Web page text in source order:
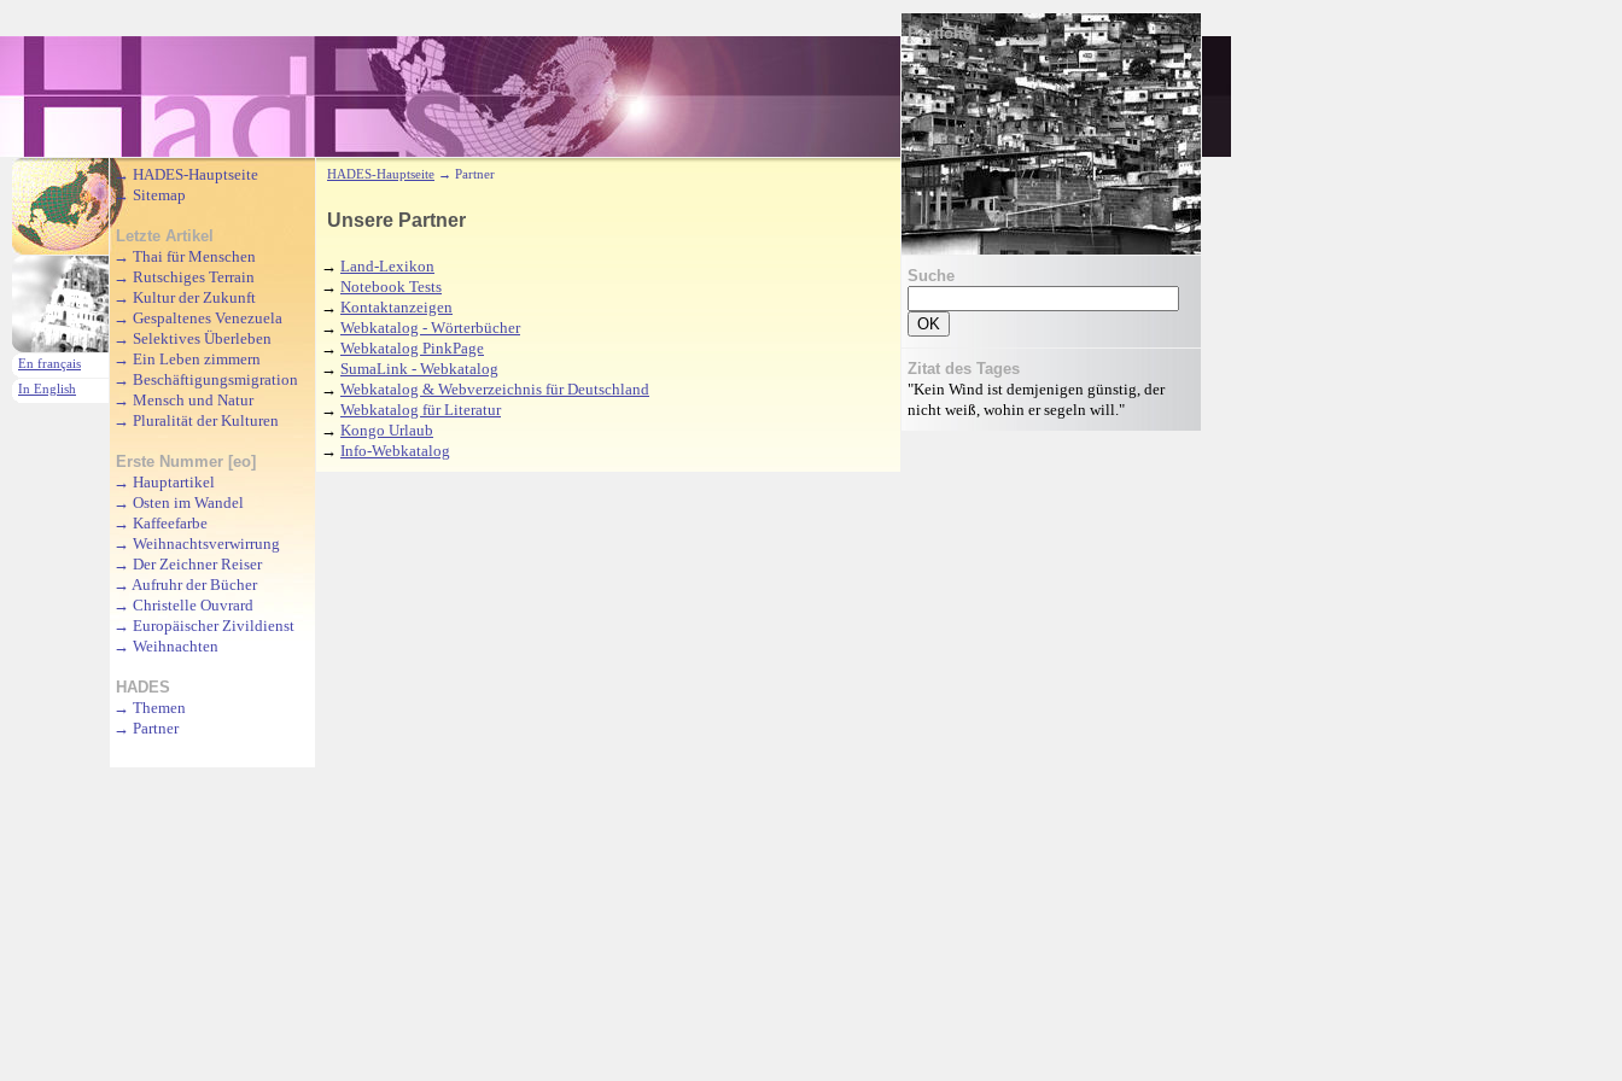
HADES-Hauptseite → Partner
Unsere Partner
→ Land-Lexikon
→ Notebook Tests
→ Kontaktanzeigen
→ Webkatalog - Wörterbücher
→ Webkatalog PinkPage
→ SumaLink - Webkatalog
→ Webkatalog & Webverzeichnis für Deutschland
→ Webkatalog für Literatur
→ Kongo Urlaub
→ Info-Webkatalog
→ HADES-Hauptseite
→ Sitemap
Letzte Artikel
→ Thai für Menschen
→ Rutschiges Terrain
→ Kultur der Zukunft
→ Gespaltenes Venezuela
→ Selektives Überleben
→ Ein Leben zimmern
→ Beschäftigungsmigration
→ Mensch und Natur
→ Pluralität der Kulturen
Erste Nummer [eo]
→ Hauptartikel
→ Osten im Wandel
→ Kaffeefarbe
→ Weihnachtsverwirrung
→ Der Zeichner Reiser
→ Aufruhr der Bücher
→ Christelle Ouvrard
→ Europäischer Zivildienst
→ Weihnachten
HADES
→ Themen
→ Partner
Portfolio
Suche
Zitat des Tages
"Kein Wind ist demjenigen günstig, der
nicht weiß, wohin er segeln will."
En français
In English